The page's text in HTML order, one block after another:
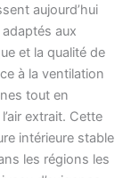
aujourd’hui
aux
et la qualité de
à la ventilation
tout en
extrait. Cette
intérieure stable
les régions les